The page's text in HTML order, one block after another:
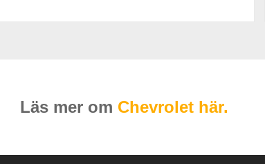
Läs mer om Chevrolet här.